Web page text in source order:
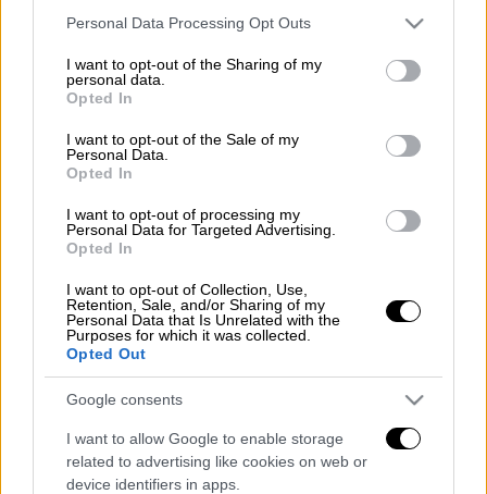
Please note that this website/app uses one or more Google
not limited to your visit or usage behaviour. You may click to
grant or deny consent to Google and its third-party tags to
use your data for below specified purposes in below Google
consent section.
Personal Data Processing Opt Outs
I want to opt-out of the Sharing of my
personal data.
Opted In
I want to opt-out of the Sale of my
Personal Data.
Opted In
I want to opt-out of processing my
Personal Data for Targeted Advertising.
Opted In
I want to opt-out of Collection, Use,
Retention, Sale, and/or Sharing of my
Personal Data that Is Unrelated with the
Purposes for which it was collected.
Opted Out
Google consents
I want to allow Google to enable storage
related to advertising like cookies on web or
device identifiers in apps.
Εκτέλεση
1. Καβουρντίζετε το κουκουνάρι σε
αντικολλητικό τηγάνι και το θρυμματίζετε
1/2 φλιτζάνι του τσαγιού φρέσκο
300 γρ. τυρί κρέμα
9 σύκα
λίγη βανίλια
το ξύσμα ½ λεμονιού ή λίγα
15 δαμάσκηνα χοντροκομμένα